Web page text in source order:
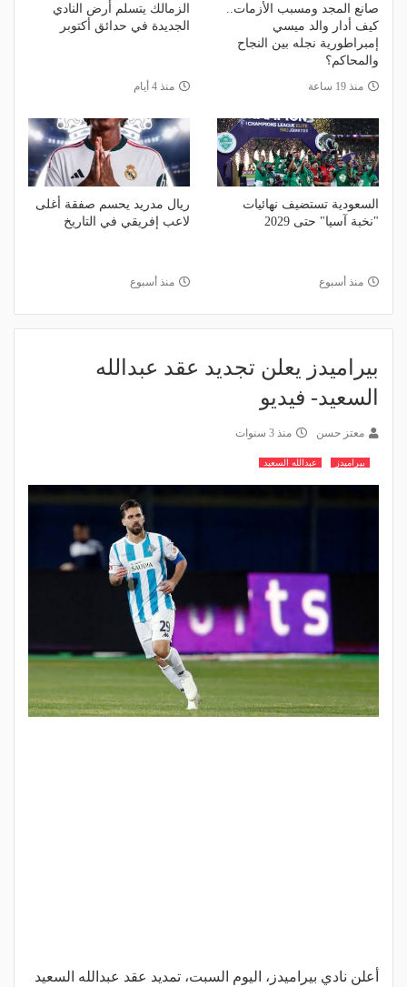
صانع المجد ومسبب الأزمات..
كيف أدار والد ميسي
إمبراطورية نجله بين النجاح
والمحاكم؟
منذ 19 ساعة
الزمالك يتسلم أرض النادي
الجديدة في حدائق أكتوبر
منذ 4 أيام
السعودية تستضيف نهائيات
"نخبة آسيا" حتى 2029
منذ أسبوع
ريال مدريد يحسم صفقة أغلى
لاعب إفريقي في التاريخ
منذ أسبوع
بيراميدز يعلن تجديد عقد عبدالله
السعيد- فيديو
معتز حسن منذ 3 سنوات
بيراميدز عبدالله السعيد
أعلن نادي بيراميدز، اليوم السبت، تمديد عقد عبدالله السعيد